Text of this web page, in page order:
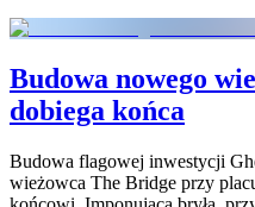
Budowa nowego
dobiega końca
Budowa flagowej inwestycji
wieżowca The Bridge przy